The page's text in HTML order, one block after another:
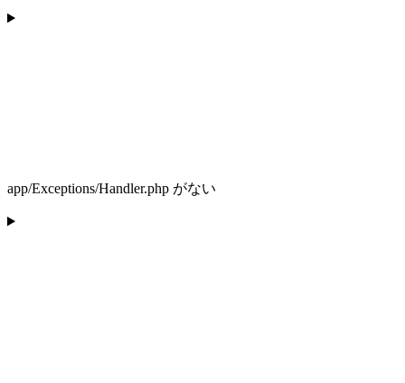
app/Exceptions/Handler.php がない